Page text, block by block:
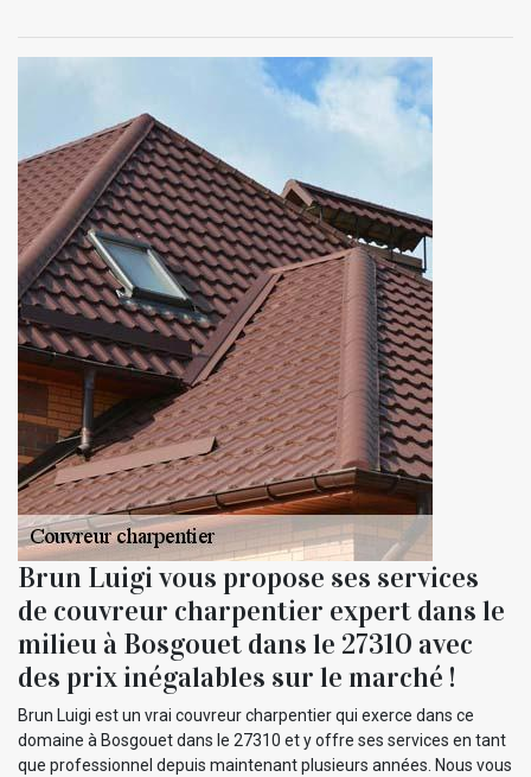
Brun Luigi vous propose ses services
de couvreur charpentier expert dans le
milieu à Bosgouet dans le 27310 avec
des prix inégalables sur le marché !
Brun Luigi est un vrai couvreur charpentier qui exerce dans ce
domaine à Bosgouet dans le 27310 et y offre ses services en tant
que professionnel depuis maintenant plusieurs années. Nous vous